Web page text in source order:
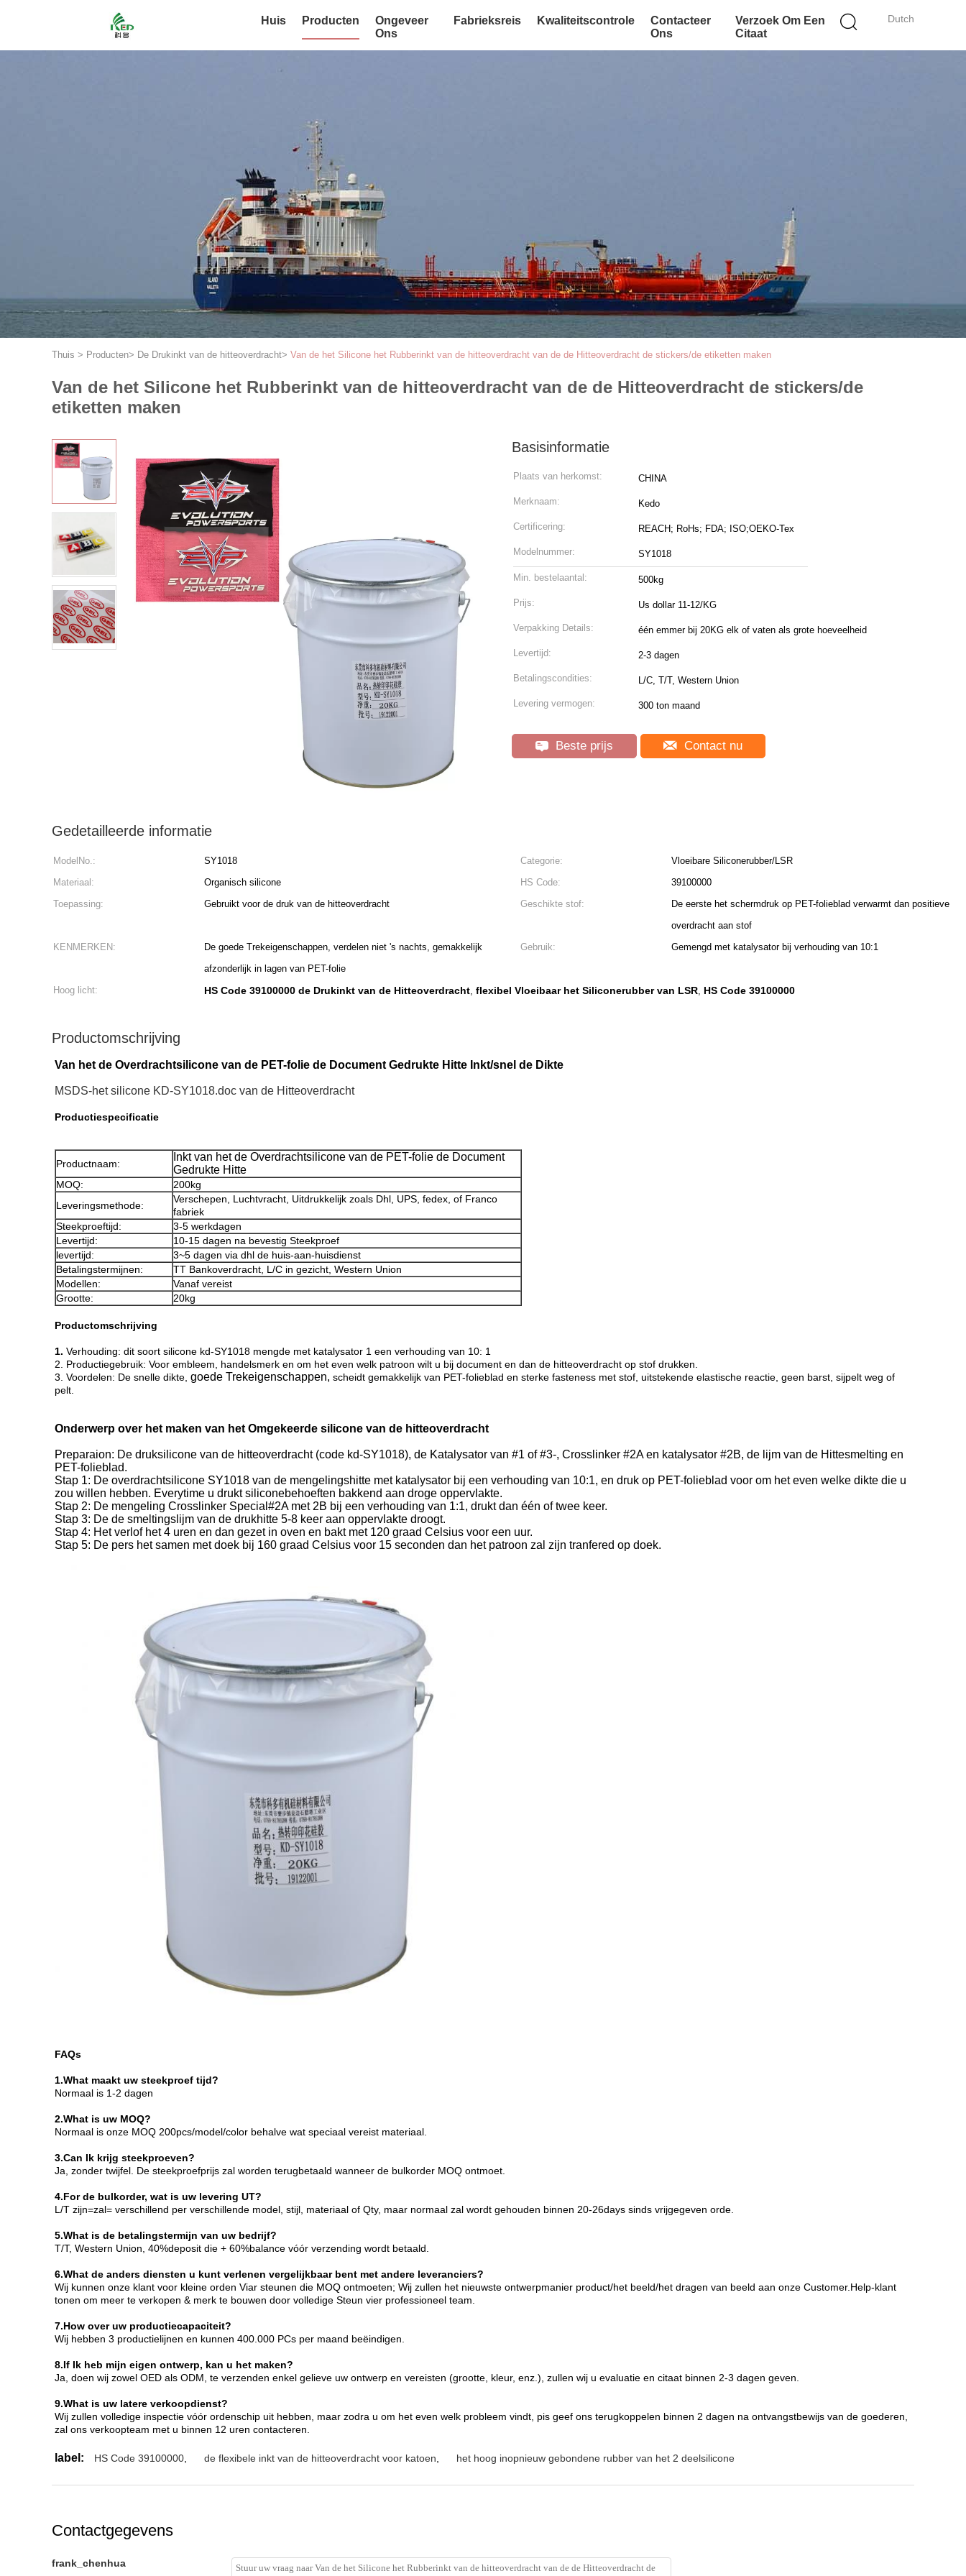
Dutch
Huis Producten
Ongeveer
Ons
Fabrieksreis Kwaliteitscontrole
Contacteer
Ons
Verzoek Om Een
Citaat
Thuis > Producten> De Drukinkt van de hitteoverdracht> Van de het Silicone het Rubberinkt van de hitteoverdracht van de de Hitteoverdracht de stickers/de etiketten maken
Van de het Silicone het Rubberinkt van de hitteoverdracht van de de Hitteoverdracht de stickers/de
etiketten maken
Basisinformatie
Plaats van herkomst: CHINA
Merknaam: Kedo
Certificering: REACH; RoHs; FDA; ISO;OEKO-Tex
Modelnummer: SY1018
Min. bestelaantal: 500kg
Prijs: Us dollar 11-12/KG
Verpakking Details: één emmer bij 20KG elk of vaten als grote hoeveelheid
Levertijd: 2-3 dagen
Betalingscondities: L/C, T/T, Western Union
Levering vermogen: 300 ton maand
Beste prijs Contact nu
Gedetailleerde informatie
ModelNo.: SY1018 Categorie:
Vloeibare Siliconerubber/LSR
Materiaal:
Organisch silicone HS Code:
39100000
Toepassing:
Gebruikt voor de druk van de hitteoverdracht Geschikte stof:
De eerste het schermdruk op PET-folieblad verwarmt dan positieve
overdracht aan stof
KENMERKEN:
De goede Trekeigenschappen, verdelen niet 's nachts, gemakkelijk
afzonderlijk in lagen van PET-folie
Gebruik: Gemengd met katalysator bij verhouding van 10:1
Hoog licht: HS Code 39100000 de Drukinkt van de Hitteoverdracht, flexibel Vloeibaar het Siliconerubber van LSR, HS Code 39100000
Productomschrijving
Van het de Overdrachtsilicone van de PET-folie de Document Gedrukte Hitte Inkt/snel de Dikte
MSDS-het silicone KD-SY1018.doc van de Hitteoverdracht
Productiespecificatie
Productnaam:
Inkt van het de Overdrachtsilicone van de PET-folie de Document
Gedrukte Hitte
MOQ:
200kg
Leveringsmethode:
Verschepen, Luchtvracht, Uitdrukkelijk zoals Dhl, UPS, fedex, of Franco
fabriek
Steekproeftijd:
3-5 werkdagen
Levertijd:
10-15 dagen na bevestig Steekproef
levertijd:
3~5 dagen via dhl de huis-aan-huisdienst
Betalingstermijnen:
TT Bankoverdracht, L/C in gezicht, Western Union
Modellen:
Vanaf vereist
Grootte:
20kg
Productomschrijving
1. Verhouding: dit soort silicone kd-SY1018 mengde met katalysator 1 een verhouding van 10: 1
2. Productiegebruik: Voor embleem, handelsmerk en om het even welk patroon wilt u bij document en dan de hitteoverdracht op stof drukken.
3. Voordelen: De snelle dikte, goede Trekeigenschappen, scheidt gemakkelijk van PET-folieblad en sterke fasteness met stof, uitstekende elastische reactie, geen barst, sijpelt weg of
pelt.
Onderwerp over het maken van het Omgekeerde silicone van de hitteoverdracht
Preparaion: De druksilicone van de hitteoverdracht (code kd-SY1018), de Katalysator van #1 of #3-, Crosslinker #2A en katalysator #2B, de lijm van de Hittesmelting en
PET-folieblad.
Stap 1: De overdrachtsilicone SY1018 van de mengelingshitte met katalysator bij een verhouding van 10:1, en druk op PET-folieblad voor om het even welke dikte die u
zou willen hebben. Everytime u drukt siliconebehoeften bakkend aan droge oppervlakte.
Stap 2: De mengeling Crosslinker Special#2A met 2B bij een verhouding van 1:1, drukt dan één of twee keer.
Stap 3: De de smeltingslijm van de drukhitte 5-8 keer aan oppervlakte droogt.
Stap 4: Het verlof het 4 uren en dan gezet in oven en bakt met 120 graad Celsius voor een uur.
Stap 5: De pers het samen met doek bij 160 graad Celsius voor 15 seconden dan het patroon zal zijn tranfered op doek.
FAQs
1.What maakt uw steekproef tijd?
Normaal is 1-2 dagen
2.What is uw MOQ?
Normaal is onze MOQ 200pcs/model/color behalve wat speciaal vereist materiaal.
3.Can Ik krijg steekproeven?
Ja, zonder twijfel. De steekproefprijs zal worden terugbetaald wanneer de bulkorder MOQ ontmoet.
4.For de bulkorder, wat is uw levering UT?
L/T zijn=zal= verschillend per verschillende model, stijl, materiaal of Qty, maar normaal zal wordt gehouden binnen 20-26days sinds vrijgegeven orde.
5.What is de betalingstermijn van uw bedrijf?
T/T, Western Union, 40%deposit die + 60%balance vóór verzending wordt betaald.
6.What de anders diensten u kunt verlenen vergelijkbaar bent met andere leveranciers?
Wij kunnen onze klant voor kleine orden Viar steunen die MOQ ontmoeten; Wij zullen het nieuwste ontwerpmanier product/het beeld/het dragen van beeld aan onze Customer.Help-klant
tonen om meer te verkopen & merk te bouwen door volledige Steun vier professioneel team.
7.How over uw productiecapaciteit?
Wij hebben 3 productielijnen en kunnen 400.000 PCs per maand beëindigen.
8.If Ik heb mijn eigen ontwerp, kan u het maken?
Ja, doen wij zowel OED als ODM, te verzenden enkel gelieve uw ontwerp en vereisten (grootte, kleur, enz.), zullen wij u evaluatie en citaat binnen 2-3 dagen geven.
9.What is uw latere verkoopdienst?
Wij zullen volledige inspectie vóór ordenschip uit hebben, maar zodra u om het even welk probleem vindt, pis geef ons terugkoppelen binnen 2 dagen na ontvangstbewijs van de goederen,
zal ons verkoopteam met u binnen 12 uren contacteren.
label: HS Code 39100000 de flexibele inkt van de hitteoverdracht voor katoen het hoog inopnieuw gebondene rubber van het 2 deelsilicone
Contactgegevens
frank_chenhua